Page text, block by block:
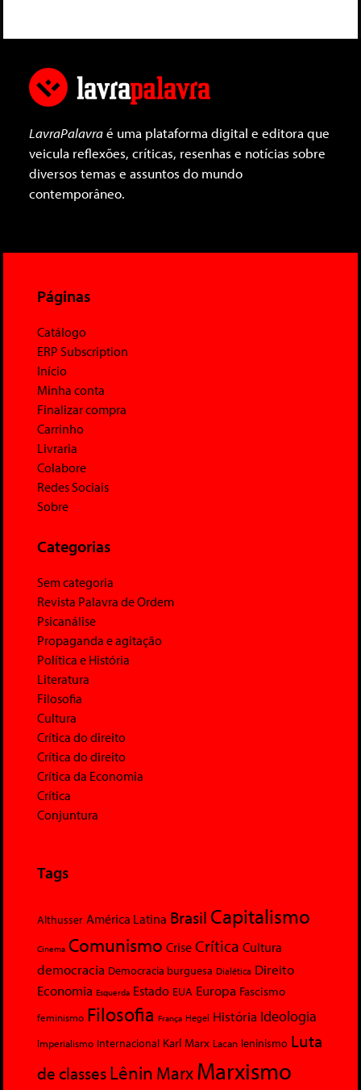
LavraPalavraé uma plataforma digital e editora que
veicula reflexões, críticas, resenhas e notícias sobre
diversos temas e assuntos do mundo
contemporâneo.
Páginas
Catálogo
ERP Subscription
Início
Minha conta
Finalizar compra
Carrinho
Livraria
Colabore
Redes Sociais
Sobre
Categorias
Sem categoria
Revista Palavra de Ordem
Psicanálise
Propaganda e agitação
Política e História
Literatura
Filosofia
Cultura
Crítica do direito
Crítica do direito
Crítica da Economia
Crítica
Conjuntura
Tags
Althusser América Latina Brasil Capitalismo
Cinema Comunismo Crise Crítica Cultura
democracia Democracia burguesa Dialética Direito
Economia Esquerda Estado EUA Europa Fascismo
feminismo Filosofia França Hegel História Ideologia
Imperialismo Internacional Karl Marx Lacan leninismo Luta
de classesLênin MarxMarxismo